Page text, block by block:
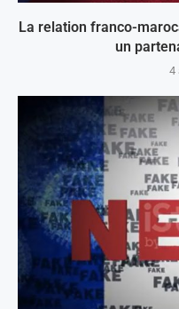
La relation franco-
un
4